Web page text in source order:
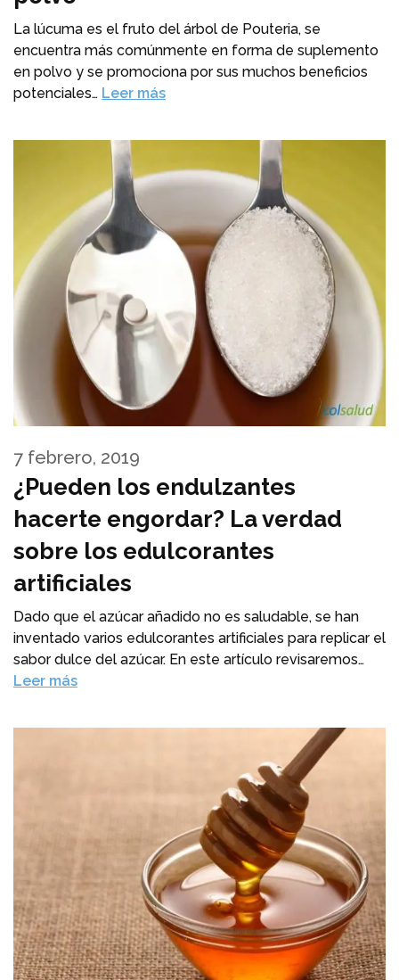
La lúcuma es el fruto del árbol de Pouteria, se
encuentra más comúnmente en forma de suplemento
en polvo y se promociona por sus muchos beneficios
potenciales… Leer más
¿Pueden los endulzantes
hacerte engordar? La verdad
sobre los edulcorantes
artificiales
7 febrero, 2019
Dado que el azúcar añadido no es saludable, se han
inventado varios edulcorantes artificiales para replicar el
sabor dulce del azúcar. En este artículo revisaremos…
Leer más